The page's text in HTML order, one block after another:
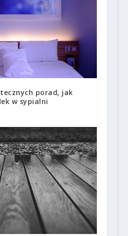
porad, jak
w sypialni